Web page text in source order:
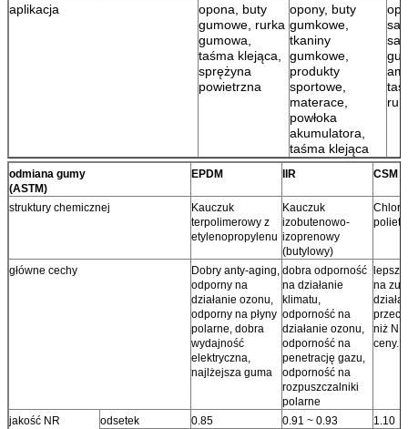
aplikacja
opona, buty
gumowe, rurka
gumowa,
taśma klejąca,
sprężyna
powietrzna
opony, buty
gumkowe,
tkaniny
gumkowe,
produkty
sportowe,
materace,
powłoka
akumulatora,
taśma klejąca
odmiana gumy
(ASTM)
EPDM IIR CSM
struktury chemicznej
Kauczuk
terpolimerowy z
etylenopropylenu
Kauczuk
izobutenowo-
izoprenowy
(butylowy)
główne cechy
Dobry anty-aging,
odporny na
działanie ozonu,
odporny na płyny
polarne, dobra
wydajność
elektryczna,
najlżejsza guma
dobra odporność
na działanie
klimatu,
odporność na
działanie ozonu,
odporność na
penetrację gazu,
odporność na
rozpuszczalniki
polarne
na
niż
ceny.
jakość NR odsetek 0.85 0.91 ~ 0.93
1.10